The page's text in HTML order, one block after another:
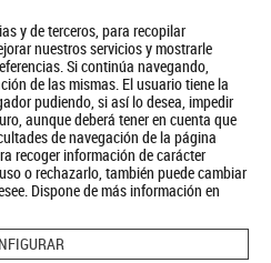
y de terceros, para recopilar
nuestros servicios y mostrarle
Si continúa navegando,
de las mismas. El usuario tiene la
pudiendo, si así lo desea, impedir
aunque deberá tener en cuenta que
de navegación de la página
recoger información de carácter
o rechazarlo, también puede cambiar
Dispone de más información en
Política de Privacidad Aviso Legal
Política de Cookies
BUSCAR